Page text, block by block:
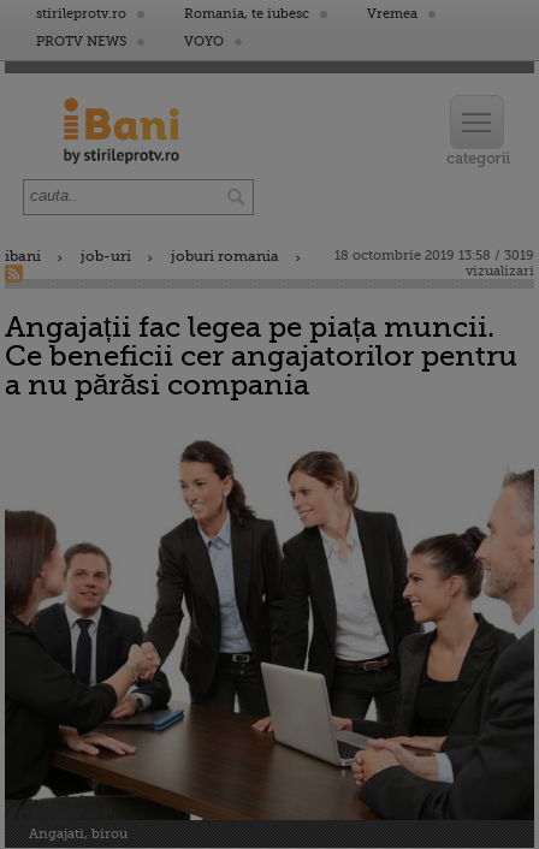
stirileprotv.ro Romania, te iubesc
Vremea
PROTV NEWS
VOYO
ibani job-uri joburi romania
18 octombrie 2019 13:58 / 3019
vizualizari
Angajații fac legea pe piața muncii.
Ce beneficii cer angajatorilor pentru
a nu părăsi compania
Angajati, birou